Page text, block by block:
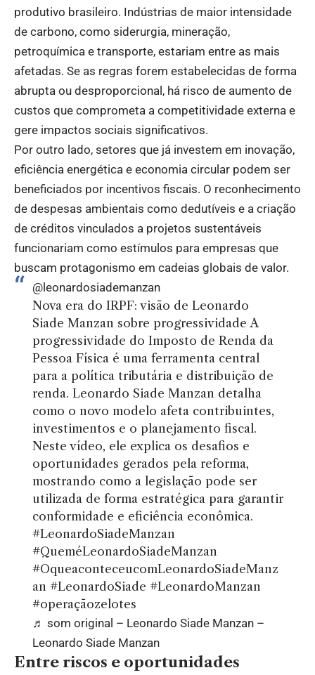
produtivo brasileiro. Indústrias de maior intensidade
de carbono, como siderurgia, mineração,
petroquímica e transporte, estariam entre as mais
afetadas. Se as regras forem estabelecidas de forma
abrupta ou desproporcional, há risco de aumento de
custos que comprometa a competitividade externa e
gere impactos sociais significativos.
Por outro lado, setores que já investem em inovação,
eficiência energética e economia circular podem ser
beneficiados por incentivos fiscais. O reconhecimento
de despesas ambientais como dedutíveis e a criação
de créditos vinculados a projetos sustentáveis
funcionariam como estímulos para empresas que
buscam protagonismo em cadeias globais de valor.
@leonardosiademanzan
Nova era do IRPF: visão de Leonardo
Siade Manzan sobre progressividade A
progressividade do Imposto de Renda da
Pessoa Física é uma ferramenta central
para a política tributária e distribuição de
renda. Leonardo Siade Manzan detalha
como o novo modelo afeta contribuintes,
investimentos e o planejamento fiscal.
Neste vídeo, ele explica os desafios e
oportunidades gerados pela reforma,
mostrando como a legislação pode ser
utilizada de forma estratégica para garantir
conformidade e eficiência econômica.
#LeonardoSiadeManzan
#QueméLeonardoSiadeManzan
#OqueaconteceucomLeonardoSiadeManz
an #LeonardoSiade #LeonardoManzan
#operaçãozelotes
♬ som original – Leonardo Siade Manzan –
Leonardo Siade Manzan
Entre riscos e oportunidades